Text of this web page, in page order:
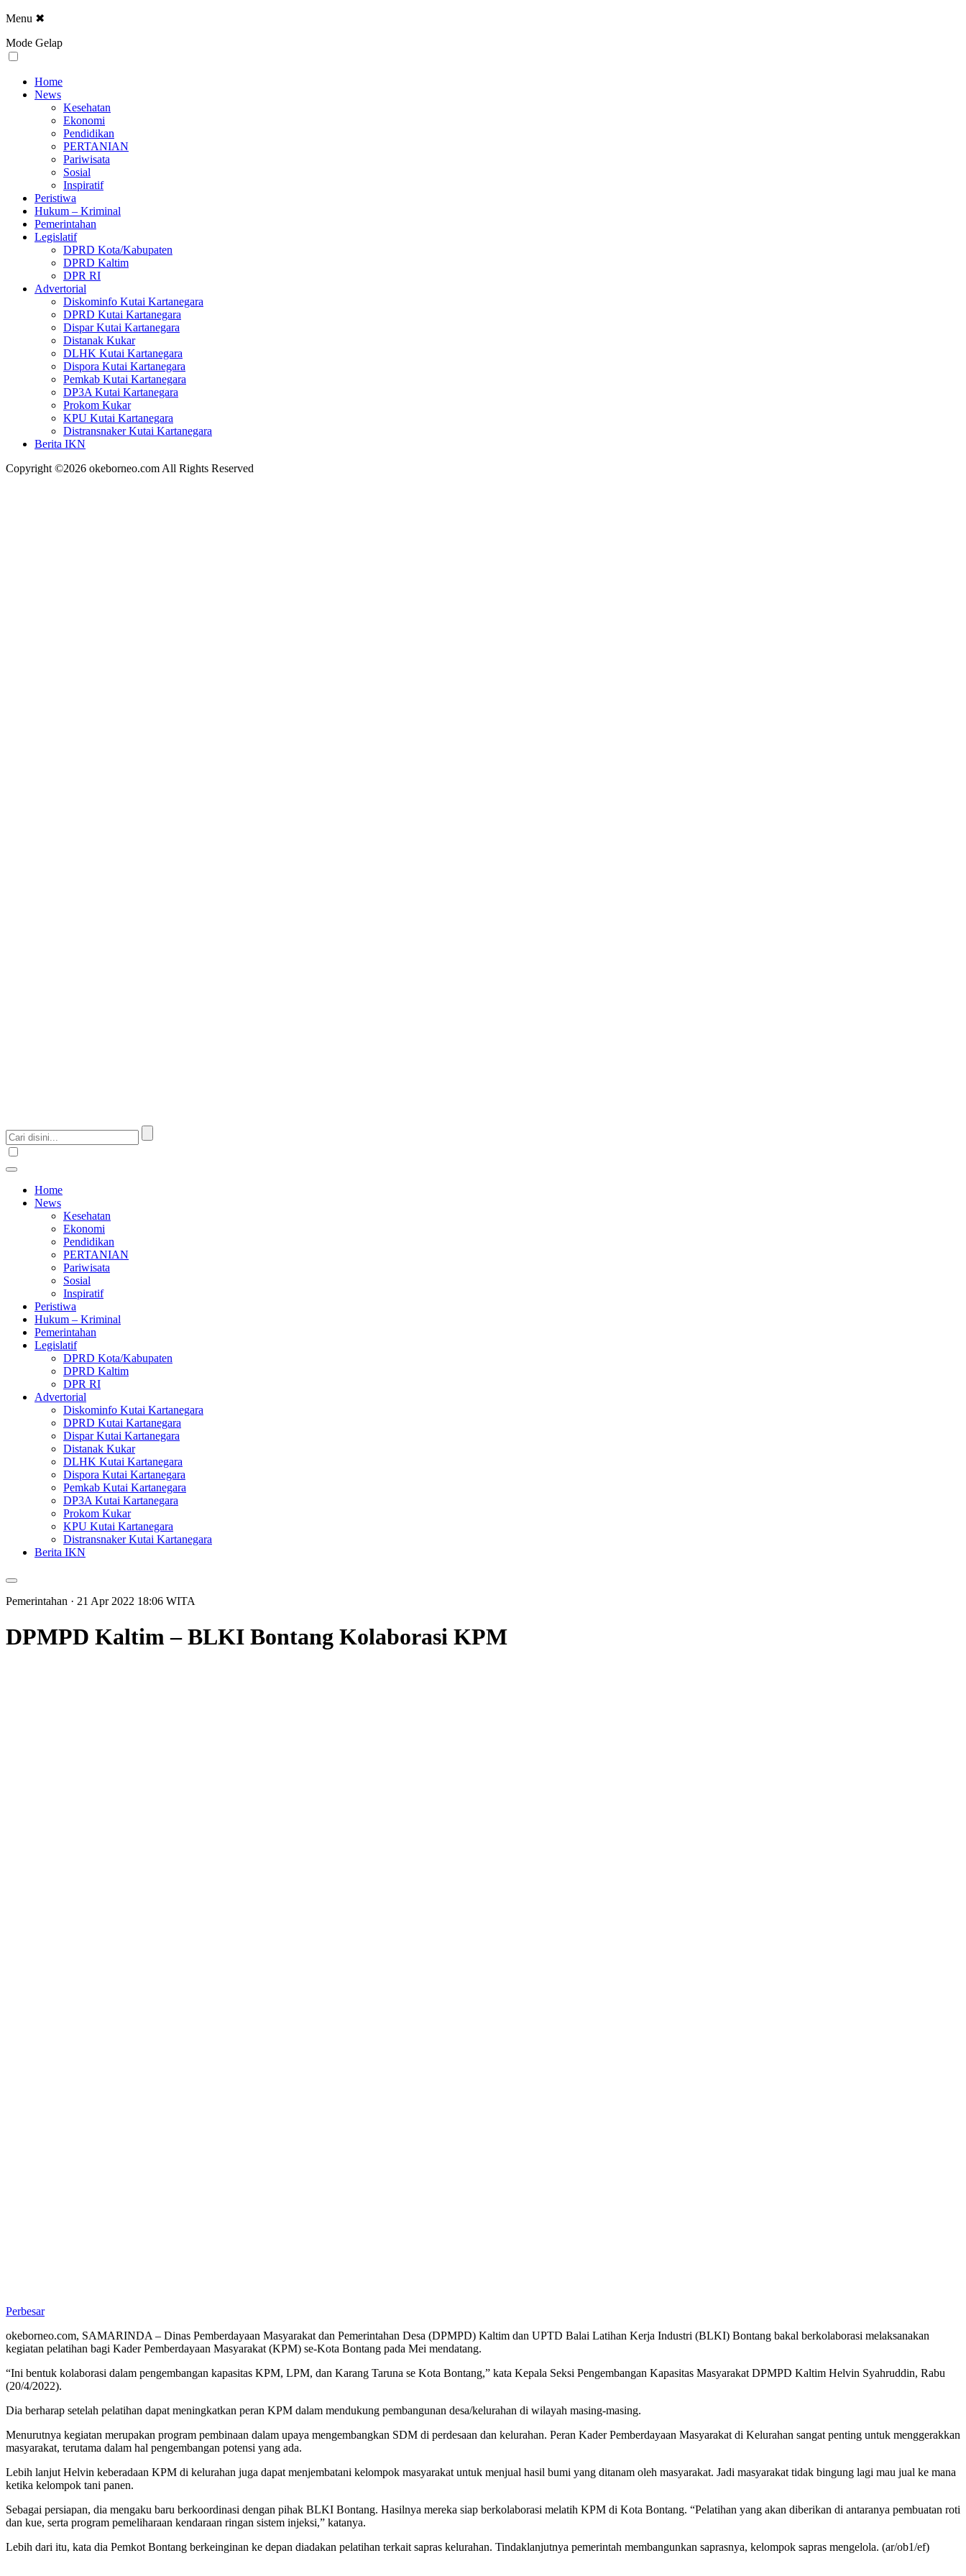
Menu ✖
Mode Gelap
Home
News
Kesehatan
Ekonomi
Pendidikan
PERTANIAN
Pariwisata
Sosial
Inspiratif
Peristiwa
Hukum – Kriminal
Pemerintahan
Legislatif
DPRD Kota/Kabupaten
DPRD Kaltim
DPR RI
Advertorial
Diskominfo Kutai Kartanegara
DPRD Kutai Kartanegara
Dispar Kutai Kartanegara
Distanak Kukar
DLHK Kutai Kartanegara
Dispora Kutai Kartanegara
Pemkab Kutai Kartanegara
DP3A Kutai Kartanegara
Prokom Kukar
KPU Kutai Kartanegara
Distransnaker Kutai Kartanegara
Berita IKN
Copyright ©2026 okeborneo.com All Rights Reserved
Home
News
Kesehatan
Ekonomi
Pendidikan
PERTANIAN
Pariwisata
Sosial
Inspiratif
Peristiwa
Hukum – Kriminal
Pemerintahan
Legislatif
DPRD Kota/Kabupaten
DPRD Kaltim
DPR RI
Advertorial
Diskominfo Kutai Kartanegara
DPRD Kutai Kartanegara
Dispar Kutai Kartanegara
Distanak Kukar
DLHK Kutai Kartanegara
Dispora Kutai Kartanegara
Pemkab Kutai Kartanegara
DP3A Kutai Kartanegara
Prokom Kukar
KPU Kutai Kartanegara
Distransnaker Kutai Kartanegara
Berita IKN
Pemerintahan · 21 Apr 2022 18:06 WITA
DPMPD Kaltim – BLKI Bontang Kolaborasi KPM
Perbesar
okeborneo.com, SAMARINDA – Dinas Pemberdayaan Masyarakat dan Pemerintahan Desa (DPMPD) Kaltim dan UPTD Balai Latihan Kerja Industri (BLKI) Bontang bakal berkolaborasi melaksanakan
kegiatan pelatihan bagi Kader Pemberdayaan Masyarakat (KPM) se-Kota Bontang pada Mei mendatang.
“Ini bentuk kolaborasi dalam pengembangan kapasitas KPM, LPM, dan Karang Taruna se Kota Bontang,” kata Kepala Seksi Pengembangan Kapasitas Masyarakat DPMPD Kaltim Helvin Syahruddin, Rabu
(20/4/2022).
Dia berharap setelah pelatihan dapat meningkatkan peran KPM dalam mendukung pembangunan desa/kelurahan di wilayah masing-masing.
Menurutnya kegiatan merupakan program pembinaan dalam upaya mengembangkan SDM di perdesaan dan kelurahan. Peran Kader Pemberdayaan Masyarakat di Kelurahan sangat penting untuk menggerakkan
masyarakat, terutama dalam hal pengembangan potensi yang ada.
Lebih lanjut Helvin keberadaan KPM di kelurahan juga dapat menjembatani kelompok masyarakat untuk menjual hasil bumi yang ditanam oleh masyarakat. Jadi masyarakat tidak bingung lagi mau jual ke mana
ketika kelompok tani panen.
Sebagai persiapan, dia mengaku baru berkoordinasi dengan pihak BLKI Bontang. Hasilnya mereka siap berkolaborasi melatih KPM di Kota Bontang. “Pelatihan yang akan diberikan di antaranya pembuatan roti
dan kue, serta program pemeliharaan kendaraan ringan sistem injeksi,” katanya.
Lebih dari itu, kata dia Pemkot Bontang berkeinginan ke depan diadakan pelatihan terkait sapras kelurahan. Tindaklanjutnya pemerintah membangunkan saprasnya, kelompok sapras mengelola. (ar/ob1/ef)